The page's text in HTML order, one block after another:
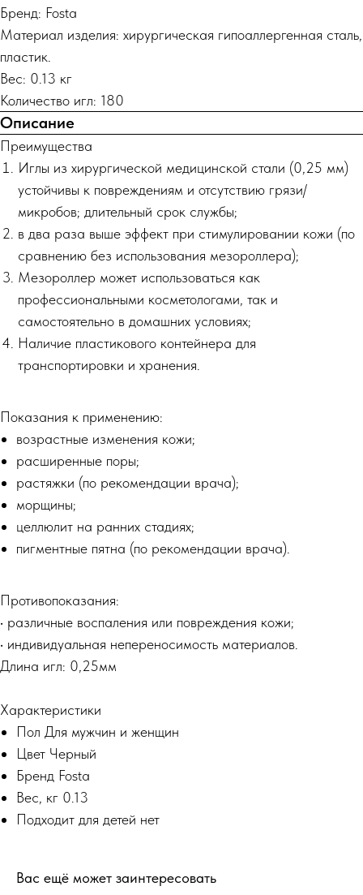
Бренд: Fosta
Материал изделия: хирургическая гипоаллергенная сталь,
пластик.
Вес: 0.13 кг
Количество игл: 180
Описание
Преимущества
Иглы из хирургической медицинской стали (0,25 мм)
устойчивы к повреждениям и отсутствию грязи/
микробов; длительный срок службы;
в два раза выше эффект при стимулировании кожи (по
сравнению без использования мезороллера);
Мезороллер может использоваться как
профессиональными косметологами, так и
самостоятельно в домашних условиях;
Наличие пластикового контейнера для
транспортировки и хранения.
Показания к применению:
возрастные изменения кожи;
расширенные поры;
растяжки (по рекомендации врача);
морщины;
целлюлит на ранних стадиях;
пигментные пятна (по рекомендации врача).
Противопоказания:
• различные воспаления или повреждения кожи;
• индивидуальная непереносимость материалов.
Длина игл: 0,25мм
Характеристики
Пол Для мужчин и женщин
Цвет Черный
Бренд Fosta
Вес, кг 0.13
Подходит для детей нет
Вас ещё может заинтересовать